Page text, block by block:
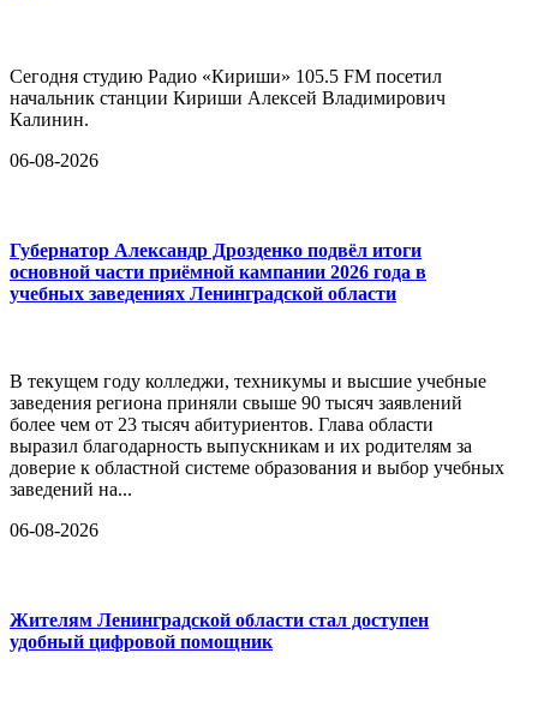
Сегодня студию Радио «Кириши» 105.5 FM посетил
начальник станции Кириши Алексей Владимирович
Калинин.
06-08-2026
Губернатор Александр Дрозденко подвёл итоги
основной части приёмной кампании 2026 года в
учебных заведениях Ленинградской области
В текущем году колледжи, техникумы и высшие учебные
заведения региона приняли свыше 90 тысяч заявлений
более чем от 23 тысяч абитуриентов. Глава области
выразил благодарность выпускникам и их родителям за
доверие к областной системе образования и выбор учебных
заведений на...
06-08-2026
Жителям Ленинградской области стал доступен
удобный цифровой помощник